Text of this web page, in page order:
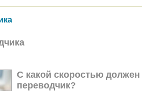
С какой скоростью должен
переводчик?